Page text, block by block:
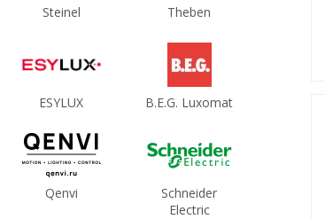
Steinel Theben
ESYLUX B.E.G. Luxomat
Qenvi
Schneider
Electric